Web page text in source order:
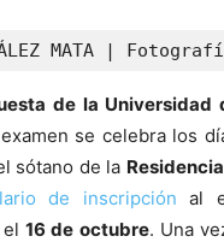
MATA |
de la Universidad
se celebra los
sótano de la
de inscripción al
16 de octubre. Una